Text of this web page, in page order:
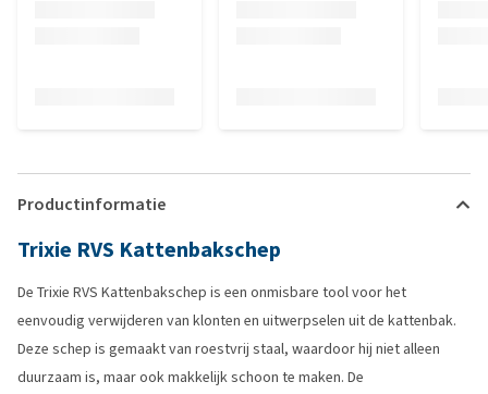
Productinformatie
Trixie RVS Kattenbakschep
De Trixie RVS Kattenbakschep is een onmisbare tool voor het
eenvoudig verwijderen van klonten en uitwerpselen uit de kattenbak.
Deze schep is gemaakt van roestvrij staal, waardoor hij niet alleen
duurzaam is, maar ook makkelijk schoon te maken. De